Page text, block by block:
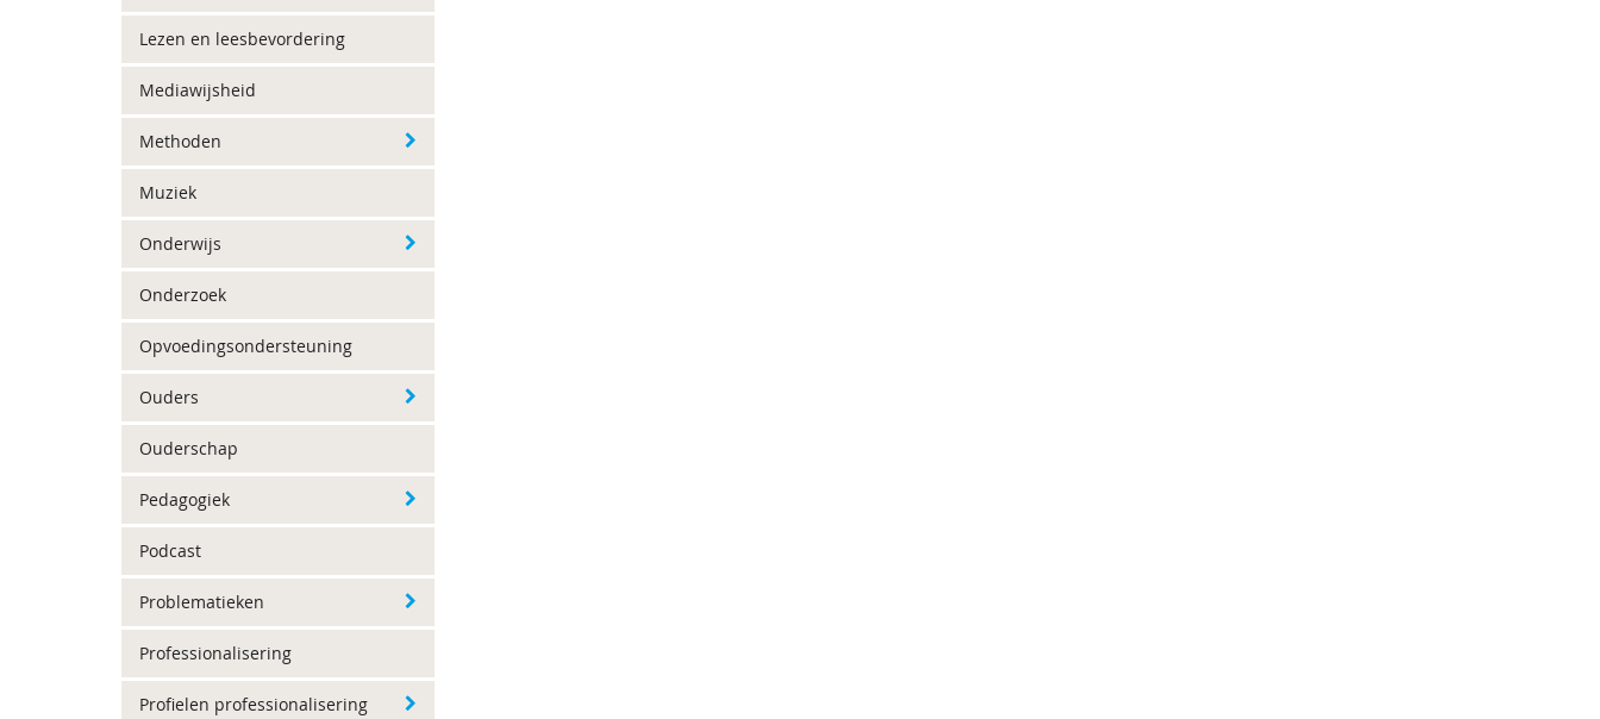
Lezen en leesbevordering
Mediawijsheid
Methoden
Muziek
Onderwijs
Onderzoek
Opvoedingsondersteuning
Ouders
Ouderschap
Pedagogiek
Podcast
Problematieken
Professionalisering
Profielen professionalisering